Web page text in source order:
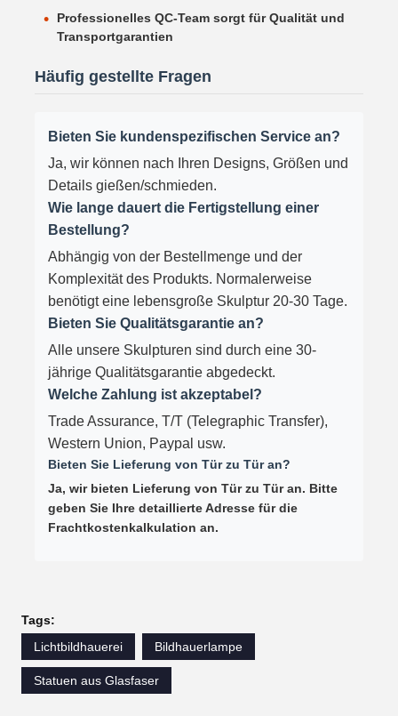
Professionelles QC-Team sorgt für Qualität und
Transportgarantien
Häufig gestellte Fragen
Bieten Sie kundenspezifischen Service an?
Ja, wir können nach Ihren Designs, Größen und
Details gießen/schmieden.
Wie lange dauert die Fertigstellung einer
Bestellung?
Abhängig von der Bestellmenge und der
Komplexität des Produkts. Normalerweise
benötigt eine lebensgroße Skulptur 20-30 Tage.
Bieten Sie Qualitätsgarantie an?
Alle unsere Skulpturen sind durch eine 30-
jährige Qualitätsgarantie abgedeckt.
Welche Zahlung ist akzeptabel?
Trade Assurance, T/T (Telegraphic Transfer),
Western Union, Paypal usw.
Bieten Sie Lieferung von Tür zu Tür an?
Ja, wir bieten Lieferung von Tür zu Tür an. Bitte
geben Sie Ihre detaillierte Adresse für die
Frachtkostenkalkulation an.
Tags:
Lichtbildhauerei
Bildhauerlampe
Statuen aus Glasfaser